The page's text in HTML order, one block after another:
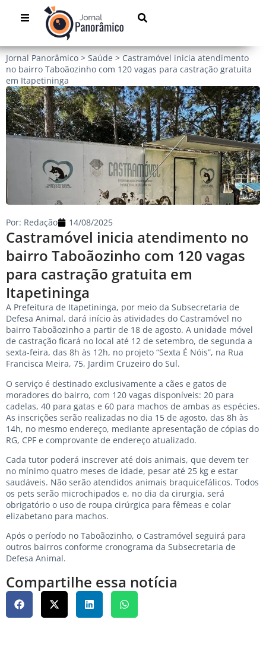
Jornal Panorâmico > Saúde > Castramóvel inicia atendimento
no bairro Taboãozinho com 120 vagas para castração gratuita
em Itapetininga
Castramóvel inicia atendimento no
bairro Taboãozinho com 120 vagas
para castração gratuita em
Itapetininga
Por: Redação 14/08/2025
A Prefeitura de Itapetininga, por meio da Subsecretaria de
Defesa Animal, dará início às atividades do Castramóvel no
bairro Taboãozinho a partir de 18 de agosto. A unidade móvel
de castração ficará no local até 12 de setembro, de segunda a
sexta-feira, das 8h às 12h, no projeto “Sexta É Nóis”, na Rua
Francisca Meira, 75, Jardim Cruzeiro do Sul.
O serviço é destinado exclusivamente a cães e gatos de
moradores do bairro, com 120 vagas disponíveis: 20 para
cadelas, 40 para gatas e 60 para machos de ambas as espécies.
As inscrições serão realizadas no dia 15 de agosto, das 8h às
14h, no mesmo endereço, mediante apresentação de cópias do
RG, CPF e comprovante de endereço atualizado.
Cada tutor poderá inscrever até dois animais, que devem ter
no mínimo quatro meses de idade, pesar até 25 kg e estar
saudáveis. Não serão atendidos animais braquicefálicos. Todos
os pets serão microchipados e, no dia da cirurgia, será
obrigatório o uso de roupa cirúrgica para fêmeas e colar
elizabetano para machos.
Após o período no Taboãozinho, o Castramóvel seguirá para
outros bairros conforme cronograma da Subsecretaria de
Defesa Animal.
Compartilhe essa notícia